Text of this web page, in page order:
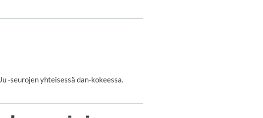
-seurojen yhteisessä dan-kokeessa.